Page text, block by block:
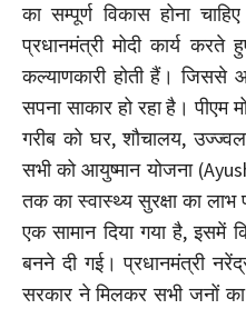
का सम्पूर्ण विकास होना
प्रधानमंत्री मोदी कार्य
कल्याणकारी होती हैं। जिससे
सपना साकार हो रहा है। पीएम
गरीब को घर, शौचालय,
सभी को आयुष्मान योजना
तक का स्वास्थ्य सुरक्षा का
एक सामान दिया गया है, इसमें
बनने दी गई। प्रधानमंत्री
सरकार ने मिलकर सभी जनों